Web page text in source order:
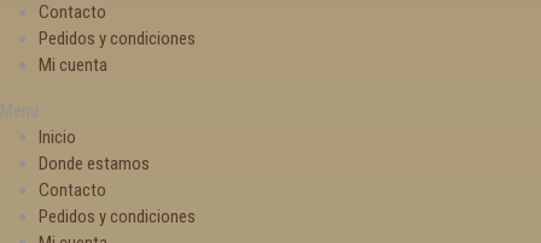
Contacto
Pedidos y condiciones
Mi cuenta
Menu
Inicio
Donde estamos
Contacto
Pedidos y condiciones